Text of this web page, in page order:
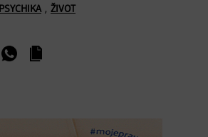
PSYCHIKA, ŽIVOT